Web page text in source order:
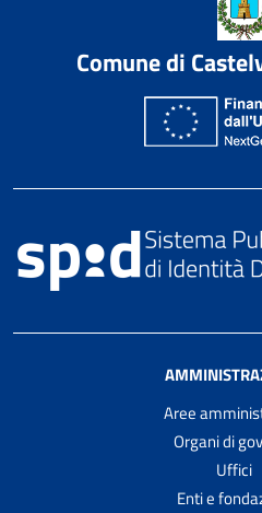
Comune di
Aree
Organi di
Uffici
Enti e